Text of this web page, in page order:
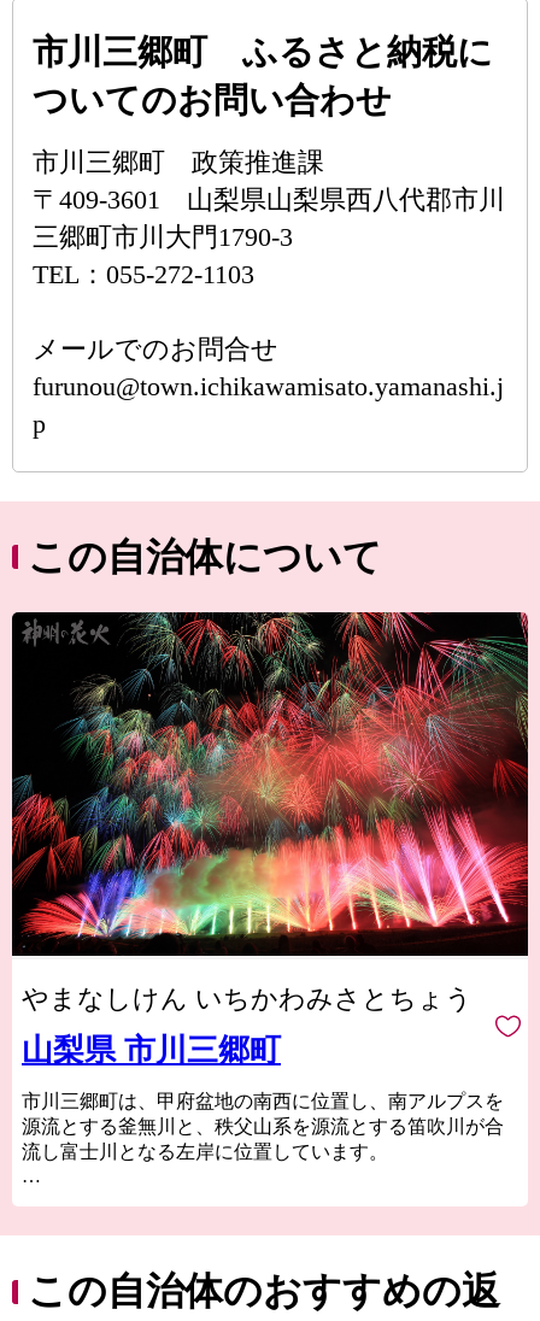
市川三郷町 ふるさと納税に
ついてのお問い合わせ
市川三郷町 政策推進課
〒409-3601 山梨県山梨県西八代郡市川
三郷町市川大門1790-3
TEL：055-272-1103
メールでのお問合せ
furunou@town.ichikawamisato.yamanashi.j
p
この自治体について
やまなしけん いちかわみさとちょう
山梨県 市川三郷町
市川三郷町は、甲府盆地の南西に位置し、南アルプスを
源流とする釜無川と、秩父山系を源流とする笛吹川が合
流し富士川となる左岸に位置しています。
に守られてきた文化などが当町の自慢です。
この自治体のおすすめの返